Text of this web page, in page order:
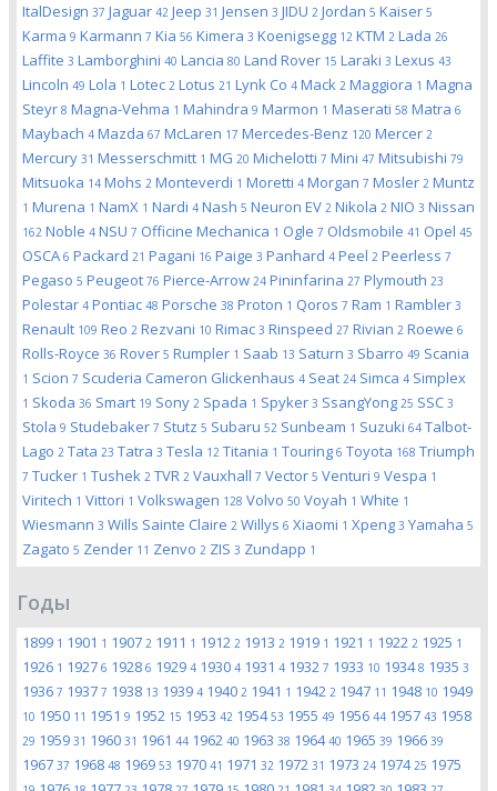
ItalDesign 37 Jaguar 42 Jeep 31 Jensen 3 JIDU 2 Jordan 5 Kaiser 5
Karma 9 Karmann 7 Kia 56 Kimera 3 Koenigsegg 12 KTM 2 Lada 26
Laffite 3 Lamborghini 40 Lancia 80 Land Rover 15 Laraki 3 Lexus 43
Lincoln 49 Lola 1 Lotec 2 Lotus 21 Lynk Co 4 Mack 2 Maggiora 1 Magna
Steyr 8 Magna-Vehma 1 Mahindra 9 Marmon 1 Maserati 58 Matra 6
Maybach 4 Mazda 67 McLaren 17 Mercedes-Benz 120 Mercer 2
Mercury 31 Messerschmitt 1 MG 20 Michelotti 7 Mini 47 Mitsubishi 79
Mitsuoka 14 Mohs 2 Monteverdi 1 Moretti 4 Morgan 7 Mosler 2 Muntz
1 Murena 1 NamX 1 Nardi 4 Nash 5 Neuron EV 2 Nikola 2 NIO 3 Nissan
162 Noble 4 NSU 7 Officine Mechanica 1 Ogle 7 Oldsmobile 41 Opel 45
OSCA 6 Packard 21 Pagani 16 Paige 3 Panhard 4 Peel 2 Peerless 7
Pegaso 5 Peugeot 76 Pierce-Arrow 24 Pininfarina 27 Plymouth 23
Polestar 4 Pontiac 48 Porsche 38 Proton 1 Qoros 7 Ram 1 Rambler 3
Renault 109 Reo 2 Rezvani 10 Rimac 3 Rinspeed 27 Rivian 2 Roewe 6
Rolls-Royce 36 Rover 5 Rumpler 1 Saab 13 Saturn 3 Sbarro 49 Scania
1 Scion 7 Scuderia Cameron Glickenhaus 4 Seat 24 Simca 4 Simplex
1 Skoda 36 Smart 19 Sony 2 Spada 1 Spyker 3 SsangYong 25 SSC 3
Stola 9 Studebaker 7 Stutz 5 Subaru 52 Sunbeam 1 Suzuki 64 Talbot-
Lago 2 Tata 23 Tatra 3 Tesla 12 Titania 1 Touring 6 Toyota 168 Triumph
7 Tucker 1 Tushek 2 TVR 2 Vauxhall 7 Vector 5 Venturi 9 Vespa 1
Viritech 1 Vittori 1 Volkswagen 128 Volvo 50 Voyah 1 White 1
Wiesmann 3 Wills Sainte Claire 2 Willys 6 Xiaomi 1 Xpeng 3 Yamaha 5
Zagato 5 Zender 11 Zenvo 2 ZIS 3 Zundapp 1
Годы
1899 1 1901 1 1907 2 1911 1 1912 2 1913 2 1919 1 1921 1 1922 2 1925 1
1926 1 1927 6 1928 6 1929 4 1930 4 1931 4 1932 7 1933 10 19348 1935 3
1936 7 1937 7 1938 13 1939 4 1940 2 1941 1 1942 2 1947 11 1948 10 1949
10 1950 11 1951 9 1952 15 1953 42 195453 1955 49 1956 44 1957 43 1958
29 1959 31 1960 31 1961 44 1962 40 1963 38 196440 1965 39 1966 39
1967 37 1968 48 1969 53 1970 41 1971 32 1972 31 1973 24 197425 1975